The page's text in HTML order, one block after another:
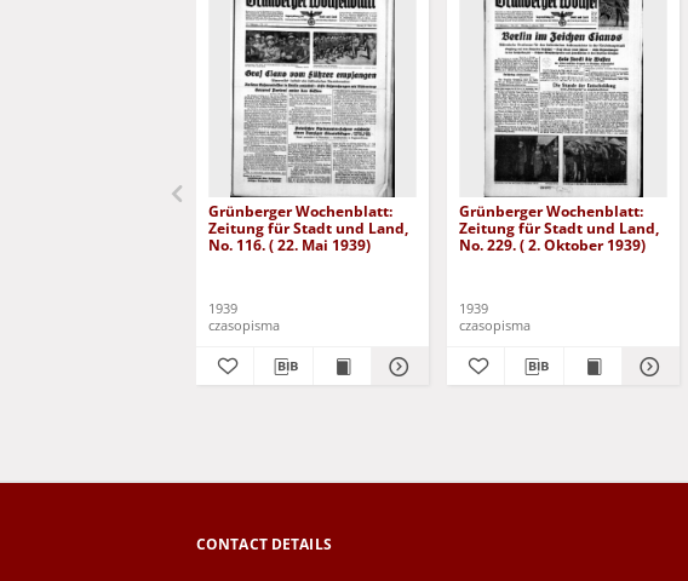
Grünberger Wochenblatt:
Zeitung für Stadt und Land,
No. 116. ( 22. Mai 1939)
1939
czasopisma
Grünberger Wochenblatt:
Zeitung für Stadt und Land,
No. 229. ( 2. Oktober 1939)
1939
czasopisma
CONTACT DETAILS